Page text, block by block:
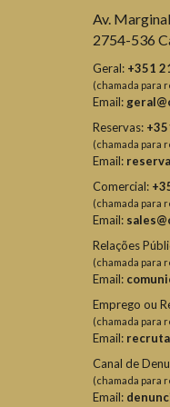
Av.
2754-536
Geral: +351
(chamada para
Email:
Reservas:
(chamada para
Email:
Comercial:
(chamada para
Email:
Relações
(chamada para
Email:
Emprego ou
(chamada para
Email:
Canal de
(chamada para
Email: